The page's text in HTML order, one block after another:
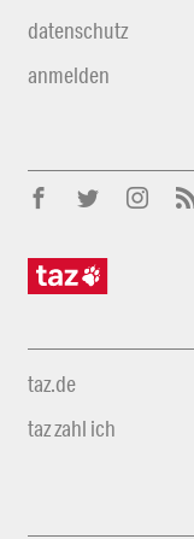
datenschutz
anmelden
taz.de
taz zahl ich